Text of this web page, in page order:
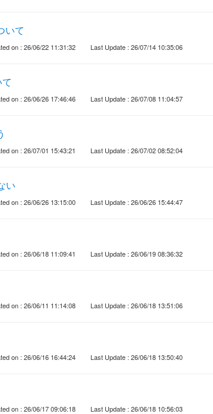
いて
on : 26/06/22 11:31:32 Last Update : 26/07/14 10:35:06
on : 26/06/26 17:46:46 Last Update : 26/07/08 11:04:57
on : 26/07/01 15:43:21 Last Update : 26/07/02 08:52:04
い
on : 26/06/26 13:15:00 Last Update : 26/06/26 15:44:47
on : 26/06/18 11:09:41 Last Update : 26/06/19 08:36:32
on : 26/06/11 11:14:08 Last Update : 26/06/18 13:51:06
on : 26/06/16 16:44:24 Last Update : 26/06/18 13:50:40
on : 26/06/17 09:06:18 Last Update : 26/06/18 10:56:03